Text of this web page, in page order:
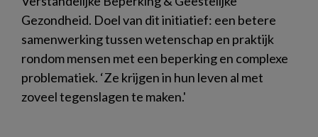
Gezondheid. Doel van dit initiatief: een betere
samenwerking tussen wetenschap en praktijk
rondom mensen met een beperking en complexe
problematiek. ‘Ze krijgen in hun leven al met
zoveel tegenslagen te maken.'